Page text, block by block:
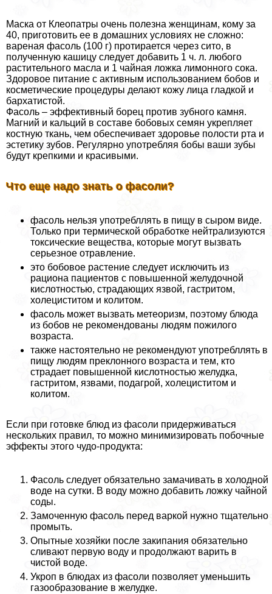
Маска от Клеопатры очень полезна женщинам, кому за
40, приготовить ее в домашних условиях не сложно:
вареная фасоль (100 г) протирается через сито, в
полученную кашицу следует добавить 1 ч. л. любого
растительного масла и 1 чайная ложка лимонного сока.
Здоровое питание с активным использованием бобов и
косметические процедуры делают кожу лица гладкой и
бархатистой.
Фасоль – эффективный борец против зубного камня.
Магний и кальций в составе бобовых семян укрепляет
костную ткань, чем обеспечивает здоровье полости рта и
эстетику зубов. Регулярно употрeбляя бобы ваши зубы
будут крепкими и красивыми.
Что еще надо знать о фасоли?
фасоль нельзя употрeбллять в пищу в сыром виде.
Только при термической обработке нейтрализуются
токсические вещества, которые могут вызвать
серьезное отравление.
это бобовое растение следует исключить из
рациона пациентов с повышенной желудочной
кислотностью, страдающих язвой, гастритом,
холециститом и колитом.
фасоль может вызвать метеоризм, поэтому блюда
из бобов не рекомендованы людям пожилого
возраста.
также настоятельно не рекомендуют употрeбллять в
пищу людям преклонного возраста и тем, кто
страдает повышенной кислотностью желудка,
гастритом, язвами, подагрой, холециститом и
колитом.
Если при готовке блюд из фасоли придерживаться
нескольких правил, то можно минимизировать побочные
эффекты этого чудо-продукта:
Фасоль следует обязательно замачивать в холодной
воде на сутки. В воду можно добавить ложку чайной
соды.
Замоченную фасоль перед варкой нужно тщательно
промыть.
Опытные хозяйки после закипания обязательно
сливают первую воду и продолжают варить в
чистой воде.
Укроп в блюдах из фасоли позволяет уменьшить
газообразование в желудке.